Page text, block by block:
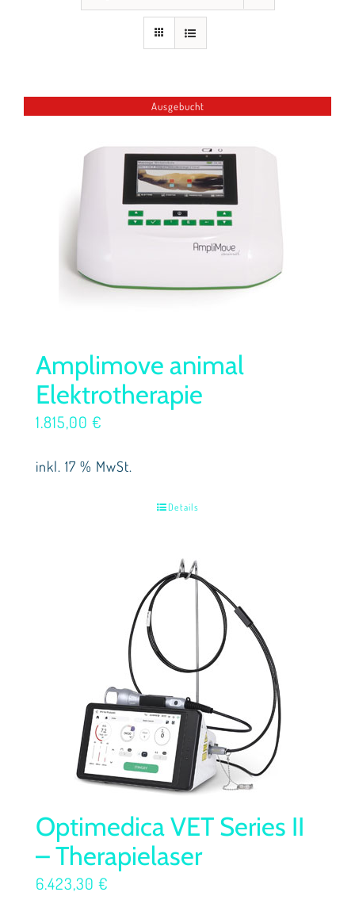
Aufzeichnungen
Kontakt
Mein Konto
Ausgebucht
Amplimove animal
Elektrotherapie
1.815,00 €
inkl. 17 % MwSt.
Details
Optimedica VET Series II
– Therapielaser
6.423,30 €